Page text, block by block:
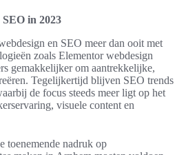
in 2023
en SEO meer dan ooit met
zoals Elementor webdesign
gemakkelijker om aantrekkelijke,
Tegelijkertijd blijven SEO trends
de focus steeds meer ligt op het
visuele content en
toenemende nadruk op